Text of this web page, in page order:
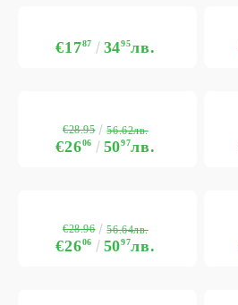
€1787 3495лв.
€2606 5097лв.
€28.95 56.62лв.
€2606 5097лв.
€28.96 56.64лв.